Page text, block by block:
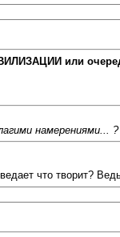
или
намерениями... ?
что творит?